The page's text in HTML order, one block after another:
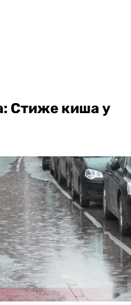
Стиже киша у